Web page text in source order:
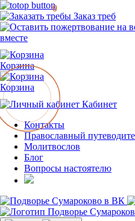
Заказ треб
вместе
Корзина
Корзина
0
Кабинет
Контакты
Православный
Молитвослов
Блог
Вопросы настоятелю